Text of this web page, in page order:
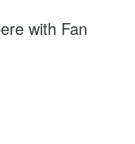
with Fan